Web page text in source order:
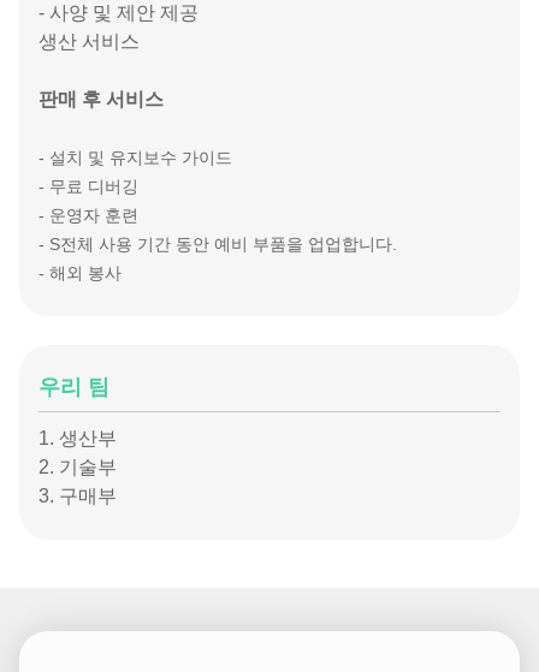
- 사양 및 제안 제공
생산 서비스
판매 후 서비스
- 설치 및 유지보수 가이드
- 무료 디버깅
- 운영자 훈련
- S전체 사용 기간 동안 예비 부품을 업업합니다.
- 해외 봉사
우리 팀
1. 생산부
2. 기술부
3. 구매부